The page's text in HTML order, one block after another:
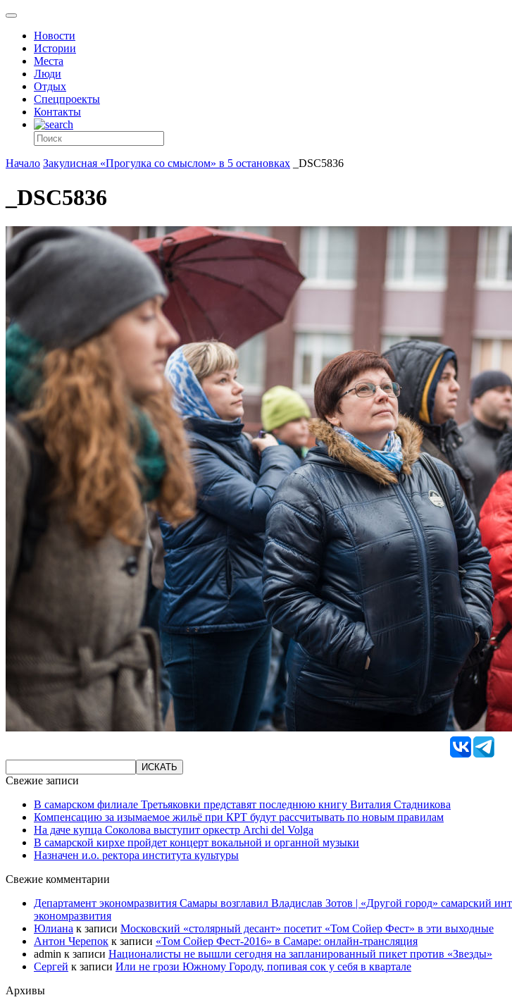
Новости
Истории
Места
Люди
Отдых
Спецпроекты
Контакты
Начало Закулисная «Прогулка со смыслом» в 5 остановках _DSC5836
_DSC5836
Свежие записи
В самарском филиале Третьяковки представят последнюю книгу Виталия Стадникова
Компенсацию за изымаемое жильё при КРТ будут рассчитывать по новым правилам
На даче купца Соколова выступит оркестр Archi del Volga
В самарской кирхе пройдет концерт вокальной и органной музыки
Назначен и.о. ректора института культуры
Свежие комментарии
Департамент экономразвития Самары возглавил Владислав Зотов | «Другой город» самарский
экономразвития
Юлиана к записи Московский «столярный десант» посетит «Том Сойер Фест» в эти выходные
Антон Черепок к записи «Том Сойер Фест-2016» в Самаре: онлайн-трансляция
admin к записи Националисты не вышли сегодня на запланированный пикет против «Звезды»
Сергей к записи Или не грози Южному Городу, попивая сок у себя в квартале
Архивы